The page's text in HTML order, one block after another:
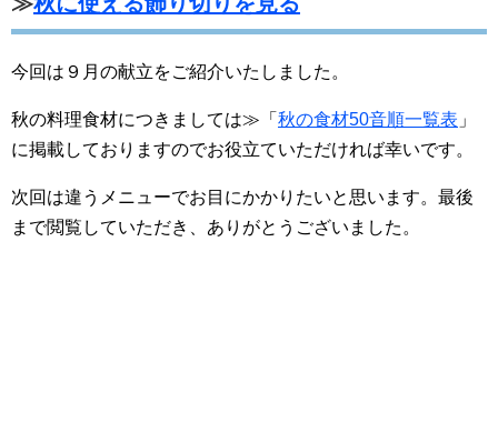
今回は９月の献立をご紹介いたしました。
秋の料理食材につきましては≫「 秋の食材50音順一覧表 」
に掲載しておりますのでお役立ていただければ幸いです。
次回は違うメニューでお目にかかりたいと思います。最後
まで閲覧していただき、ありがとうございました。